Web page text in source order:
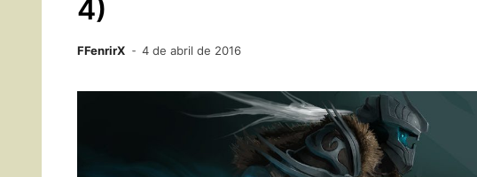
4)
FFenrirX 4 de abril de 2016